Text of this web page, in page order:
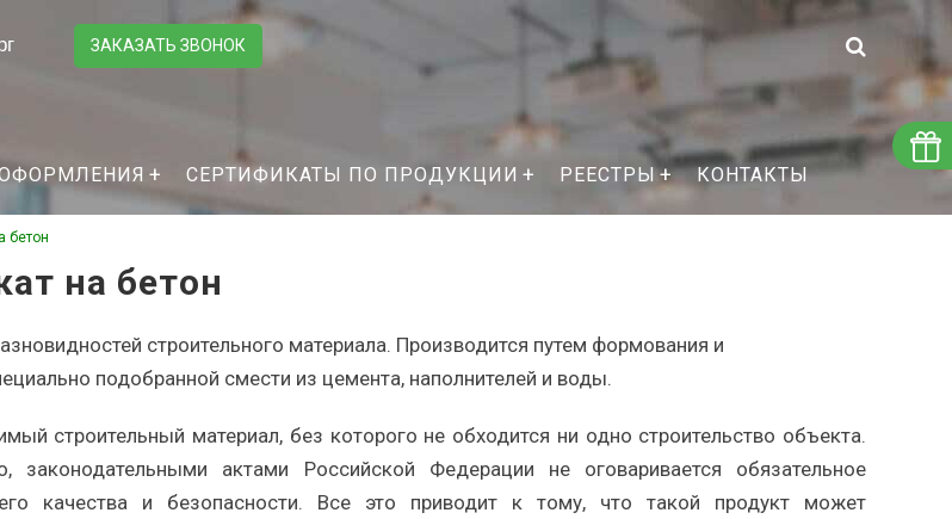
ЗАКАЗАТЬ ЗВОНОК
СЕРТИФИКАТЫ ПО ПРОДУКЦИИ РЕЕСТРЫ КОНТАКТЫ
бетон
на бетон
строительного материала. Производится путем формования и
подобранной смести из цемента, наполнителей и воды.
строительный материал, без которого не обходится ни одно строительство объекта.
законодательными актами Российской Федерации не оговаривается обязательное
качества и безопасности. Все это приводит к тому, что такой продукт может